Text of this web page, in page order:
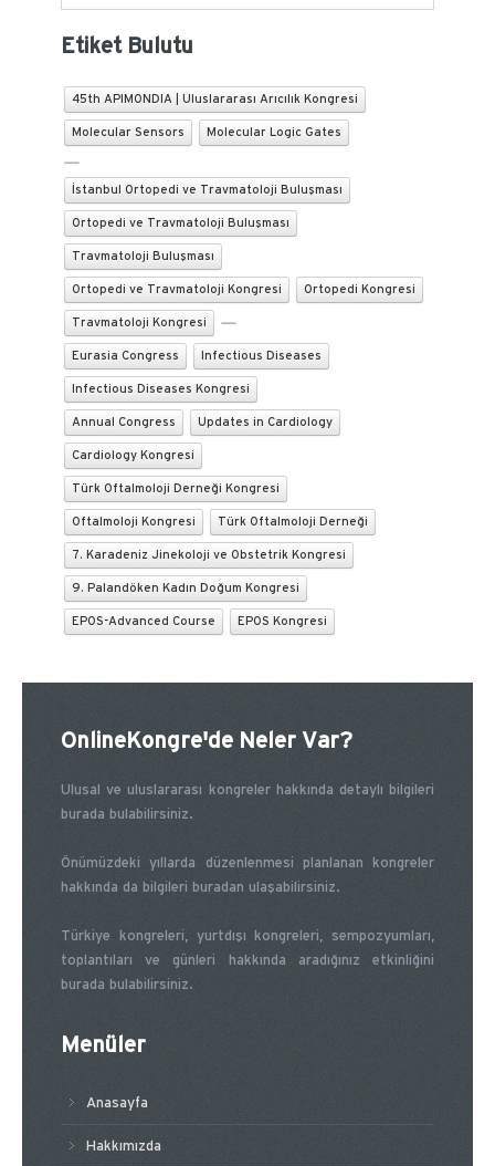
Etiket Bulutu
45th APIMONDIA | Uluslararası Arıcılık Kongresi
Molecular Sensors Molecular Logic Gates
İstanbul Ortopedi ve Travmatoloji Buluşması
Ortopedi ve Travmatoloji Buluşması
Travmatoloji Buluşması
Ortopedi ve Travmatoloji Kongresi Ortopedi Kongresi
Travmatoloji Kongresi
Eurasia Congress Infectious Diseases
Infectious Diseases Kongresi
Annual Congress Updates in Cardiology
Cardiology Kongresi
Türk Oftalmoloji Derneği Kongresi
Oftalmoloji Kongresi Türk Oftalmoloji Derneği
7. Karadeniz Jinekoloji ve Obstetrik Kongresi
9. Palandöken Kadın Doğum Kongresi
EPOS-Advanced Course EPOS Kongresi
OnlineKongre'de Neler Var?
Ulusal ve uluslararası kongreler hakkında detaylı bilgileri
burada bulabilirsiniz.
Önümüzdeki yıllarda düzenlenmesi planlanan kongreler
hakkında da bilgileri buradan ulaşabilirsiniz.
Türkiye kongreleri, yurtdışı kongreleri, sempozyumları,
toplantıları ve günleri hakkında aradığınız etkinliğini
burada bulabilirsiniz.
Menüler
Anasayfa
Hakkımızda